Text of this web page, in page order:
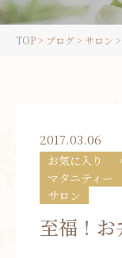
TOP> ブログ> サロン >
2017.03.06
お気に入り
マタニティー
サロン
至福！お